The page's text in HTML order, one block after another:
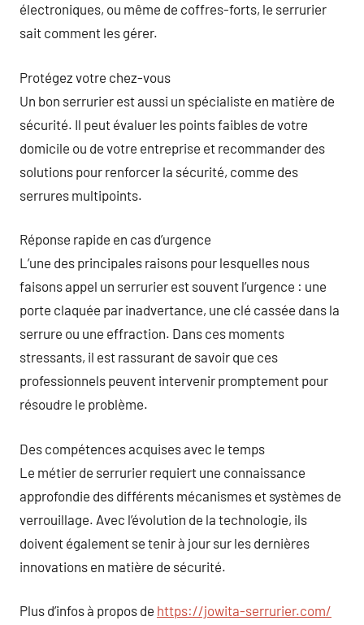
électroniques, ou même de coffres-forts, le serrurier
sait comment les gérer.
Protégez votre chez-vous
Un bon serrurier est aussi un spécialiste en matière de
sécurité. Il peut évaluer les points faibles de votre
domicile ou de votre entreprise et recommander des
solutions pour renforcer la sécurité, comme des
serrures multipoints.
Réponse rapide en cas d’urgence
L’une des principales raisons pour lesquelles nous
faisons appel un serrurier est souvent l’urgence : une
porte claquée par inadvertance, une clé cassée dans la
serrure ou une effraction. Dans ces moments
stressants, il est rassurant de savoir que ces
professionnels peuvent intervenir promptement pour
résoudre le problème.
Des compétences acquises avec le temps
Le métier de serrurier requiert une connaissance
approfondie des différents mécanismes et systèmes de
verrouillage. Avec l’évolution de la technologie, ils
doivent également se tenir à jour sur les dernières
innovations en matière de sécurité.
Plus d’infos à propos de https://jowita-serrurier.com/